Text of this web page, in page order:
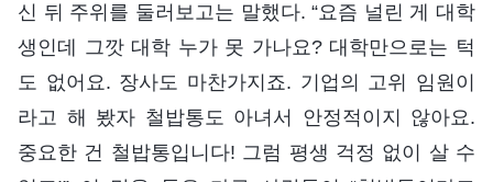
신 뒤 주위를 둘러보고는 말했다. “요즘 널린 게 대학
생인데 그깟 대학 누가 못 가나요? 대학만으로는 턱
도 없어요. 장사도 마찬가지죠. 기업의 고위 임원이
라고 해 봤자 철밥통도 아녀서 안정적이지 않아요.
중요한 건 철밥통입니다! 그럼 평생 걱정 없이 살 수